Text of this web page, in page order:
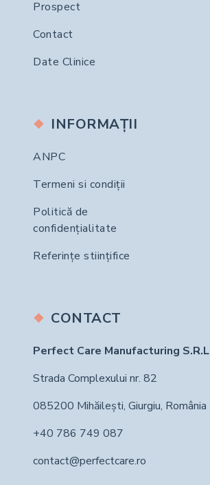
Prospect
Contact
Date Clinice
INFORMAȚII
ANPC
Termeni si condiții
Politică de
confidențialitate
Referințe stiințifice
CONTACT
Perfect Care Manufacturing S.R.L
Strada Complexului nr. 82
085200 Mihăilești, Giurgiu, România
+40 786 749 087
contact@perfectcare.ro